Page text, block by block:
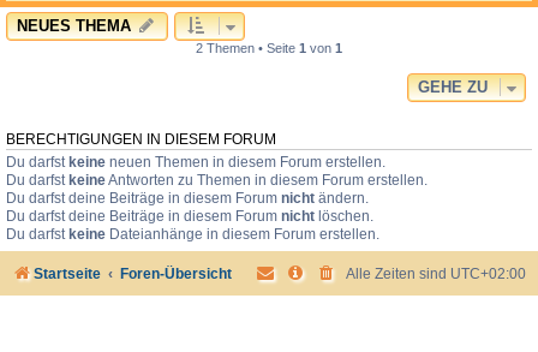
NEUES THEMA
2 Themen • Seite 1 von 1
GEHE ZU
BERECHTIGUNGEN IN DIESEM FORUM
Du darfst keine neuen Themen in diesem Forum erstellen.
Du darfst keineAntworten zu Themen in diesem Forum erstellen.
Du darfst deine Beiträge in diesem Forum nicht ändern.
Du darfst deine Beiträge in diesem Forum nicht löschen.
Du darfst keine Dateianhänge in diesem Forum erstellen.
Startseite Foren-Übersicht Alle Zeiten sind UTC+02:00